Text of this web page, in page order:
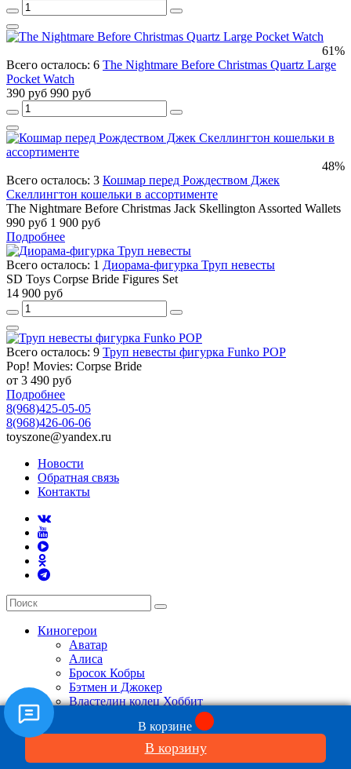
61%
Всего осталось: 6 The Nightmare Before Christmas Quartz Large
Pocket Watch
390 руб 990 руб
48%
Всего осталось: 3 Кошмар перед Рождеством Джек
Скеллингтон кошельки в ассортименте
The Nightmare Before Christmas Jack Skellington Assorted Wallets
990 руб 1 900 руб
Подробнее
Всего осталось: 1 Диорама-фигурка Труп невесты
SD Toys Corpse Bride Figures Set
14 900 руб
Всего осталось: 9 Труп невесты фигурка Funko POP
Pop! Movies: Corpse Bride
от 3 490 руб
Подробнее
8(968)425-05-05
8(968)426-06-06
toyszone@yandex.ru
Новости
Обратная связь
Контакты
В корзине
В корзину
Киногерои
Аватар
Алиса
Бросок Кобры
Бэтмен и Джокер
Властелин колец Хоббит